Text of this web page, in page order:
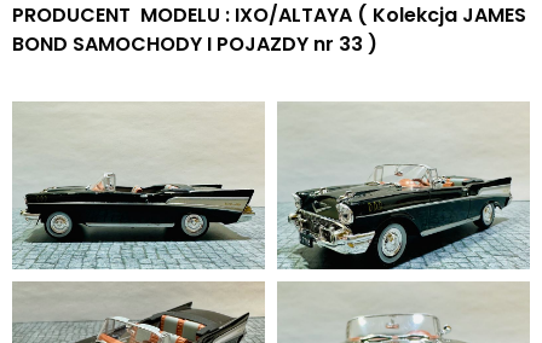
PRODUCENT MODELU : IXO/ALTAYA ( Kolekcja JAMES
BOND SAMOCHODY I POJAZDY nr 33 )